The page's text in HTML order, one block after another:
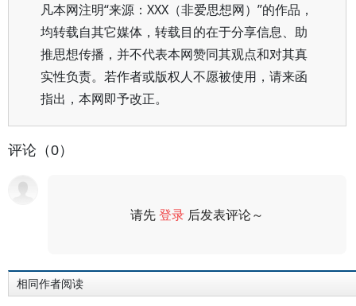
凡本网注明“来源：XXX（非爱思想网）”的作品，
均转载自其它媒体，转载目的在于分享信息、助
推思想传播，并不代表本网赞同其观点和对其真
实性负责。若作者或版权人不愿被使用，请来函
指出，本网即予改正。
评论（0）
请先登录 后发表评论～
相同作者阅读